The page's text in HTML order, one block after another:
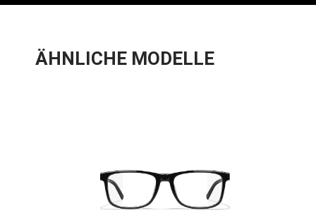
ÄHNLICHE MODELLE